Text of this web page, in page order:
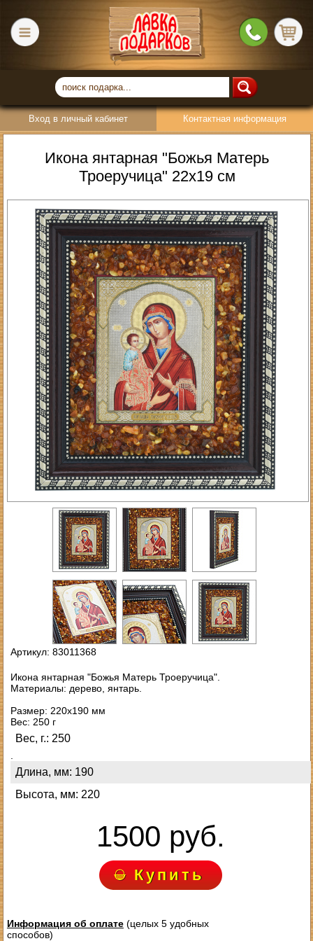
Вход в личный кабинет Контактная информация
Икона янтарная "Божья Матерь
Троеручица" 22х19 см
Артикул: 83011368
Икона янтарная "Божья Матерь Троеручица".
Материалы: дерево, янтарь.
Размер: 220х190 мм
Вес: 250 г
Вес, г.: 250
Длина, мм: 190
Высота, мм: 220
1500 руб.
Купить
Информация об оплате(целых 5 удобных
способов)